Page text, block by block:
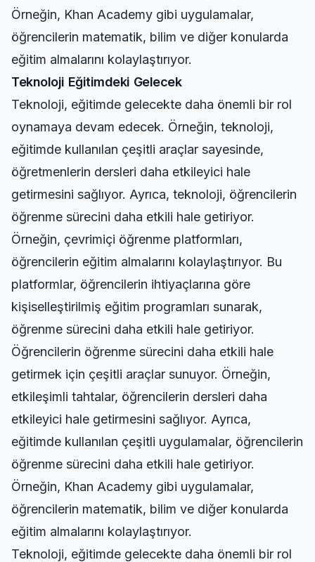
Örneğin, Khan Academy gibi uygulamalar,
öğrencilerin matematik, bilim ve diğer konularda
eğitim almalarını kolaylaştırıyor.
Teknoloji Eğitimdeki Gelecek
Teknoloji, eğitimde gelecekte daha önemli bir rol
oynamaya devam edecek. Örneğin, teknoloji,
eğitimde kullanılan çeşitli araçlar sayesinde,
öğretmenlerin dersleri daha etkileyici hale
getirmesini sağlıyor. Ayrıca, teknoloji, öğrencilerin
öğrenme sürecini daha etkili hale getiriyor.
Örneğin, çevrimiçi öğrenme platformları,
öğrencilerin eğitim almalarını kolaylaştırıyor. Bu
platformlar, öğrencilerin ihtiyaçlarına göre
kişiselleştirilmiş eğitim programları sunarak,
öğrenme sürecini daha etkili hale getiriyor.
Öğrencilerin öğrenme sürecini daha etkili hale
getirmek için çeşitli araçlar sunuyor. Örneğin,
etkileşimli tahtalar, öğrencilerin dersleri daha
etkileyici hale getirmesini sağlıyor. Ayrıca,
eğitimde kullanılan çeşitli uygulamalar, öğrencilerin
öğrenme sürecini daha etkili hale getiriyor.
Örneğin, Khan Academy gibi uygulamalar,
öğrencilerin matematik, bilim ve diğer konularda
eğitim almalarını kolaylaştırıyor.
Teknoloji, eğitimde gelecekte daha önemli bir rol